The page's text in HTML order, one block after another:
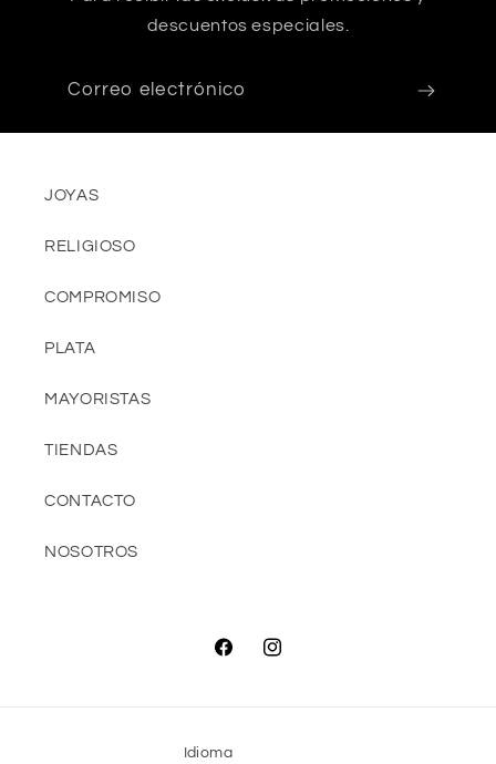
descuentos especiales.
Correo electrónico
JOYAS
RELIGIOSO
COMPROMISO
PLATA
MAYORISTAS
TIENDAS
CONTACTO
NOSOTROS
FacebookInstagram
Idioma